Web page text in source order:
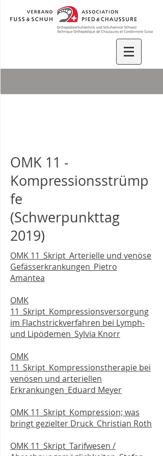
OMK 11 -
Kompressionsstrümp
fe
(Schwerpunkttag
2019)
OMK 11_Skript_Arterielle und venöse
Gefässerkrankungen_Pietro
Amantea
OMK
11_Skript_Kompressionsversorgung
im Flachstrickverfahren bei Lymph-
und Lipödemen_Sylvia Knorr
OMK
11_Skript_Kompressionstherapie bei
venösen und arteriellen
Erkrankungen_Eduard Meyer
OMK 11_Skript_Kompression; was
bringt gezielter Druck_Christian Roth
OMK 11_Skript_Tarifwesen /